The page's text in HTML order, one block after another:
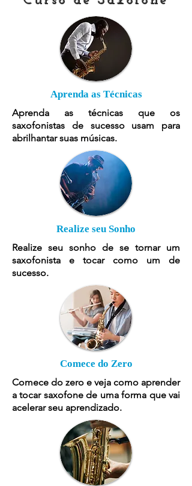
Aprenda as Técnicas
Aprenda as técnicas que os
saxofonistas de sucesso usam para
abrilhantar suas músicas.
Realize seu Sonho
Realize seu sonho de se tornar um
saxofonista e tocar como um de
sucesso.
Comece do Zero
Comece do zero e veja como aprender
a tocar saxofone de uma forma que vai
acelerar seu aprendizado.